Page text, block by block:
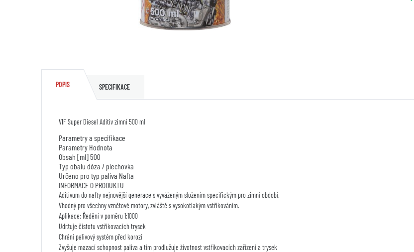
POPIS SPECIFIKACE
VIF Super Diesel Aditiv zimní 500 ml
Parametry a specifikace
Parametry Hodnota
Obsah [ml]500
Typ obalu dóza / plechovka
Určeno pro typ paliva Nafta
INFORMACE O PRODUKTU
Aditivum do nafty nejnovější generace s vyváženým složením specifickým pro zimní období.
Vhodný pro všechny vznětové motory, zvláště s vysokotlakým vstřikováním.
Aplikace: Ředění v poměru 1:1000
Udržuje čistotu vstřikovacích trysek
Chrání palivový systém před korozí
Zvyšuje mazací schopnost paliva a tím prodlužuje životnost vstřikovacích zařízení a trysek